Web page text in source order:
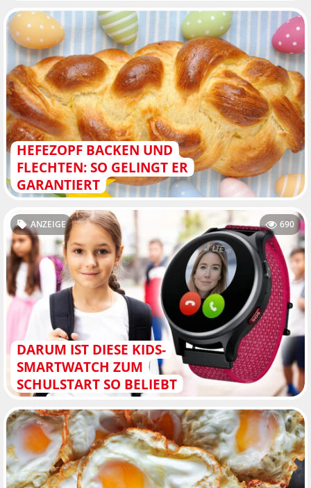
HEFEZOPF BACKEN UND
FLECHTEN: SO GELINGT ER
GARANTIERT
DARUM IST DIESE KIDS-
SMARTWATCH ZUM
SCHULSTART SO BELIEBT
ANZEIGE 690